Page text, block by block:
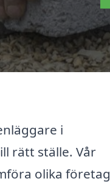
i
rätt ställe. Vår
olika företag